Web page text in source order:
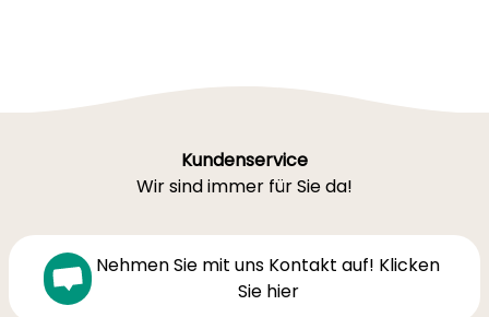
Kundenservice
Wir sind immer für Sie da!
Nehmen Sie mit uns Kontakt auf! Klicken
Sie hier